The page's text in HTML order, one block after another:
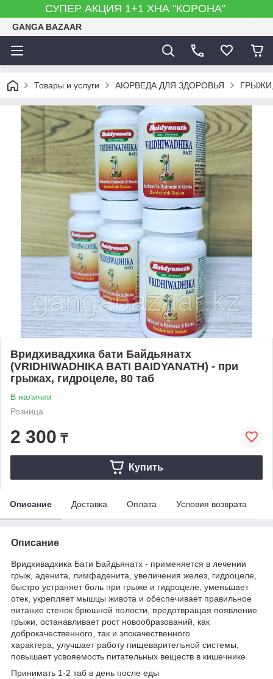
СУПЕР АКЦИЯ 1+1 ХНА "КОРОНА"
GANGA BAZAAR
Товары и услуги АЮРВЕДА ДЛЯ ЗДОРОВЬЯ
Вридхивадхика бати Байдьянатх
(VRIDHIWADHIKA BATI BAIDYANATH) - при
грыжах, гидроцеле, 80 таб
В наличии
Розница
2 300 ₸
Купить
Описание Доставка Оплата Условия возврата
Описание
Вридхивадхика Бати Байдьянатх - применяется в лечении
грыж, аденита, лимфаденита, увеличения желез, гидроцеле,
быстро устраняет боль при грыже и гидроцеле, уменьшает
отек, укрепляет мышцы живота и обеспечивает правильное
питание стенок брюшной полости, предотвращая появление
грыжи, останавливает рост новообразований, как
доброкачественного, так и злокачественного
характера, улучшает работу пищеварительной системы,
повышает усвояемость питательных веществ в кишечнике
Принимать 1-2 таб в день после еды